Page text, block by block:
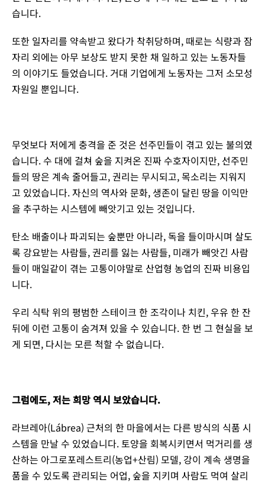
습니다.
또한 일자리를 약속받고 왔다가 착취당하며, 때로는 식량과 잠
자리 외에는 아무 보상도 받지 못한 채 일하고 있는 노동자들
의 이야기도 들었습니다. 거대 기업에게 노동자는 그저 소모성
자원일 뿐입니다.
무엇보다 저에게 충격을 준 것은 선주민들이 겪고 있는 불의였
습니다. 수 대에 걸쳐 숲을 지켜온 진짜 수호자이지만, 선주민
들의 땅은 계속 줄어들고, 권리는 무시되고, 목소리는 지워지
고 있었습니다. 자신의 역사와 문화, 생존이 달린 땅을 이익만
을 추구하는 시스템에 빼앗기고 있는 것입니다.
탄소 배출이나 파괴되는 숲뿐만 아니라, 독을 들이마시며 살도
록 강요받는 사람들, 권리를 잃는 사람들, 미래가 빼앗긴 사람
들이 매일같이 겪는 고통이야말로 산업형 농업의 진짜 비용입
니다.
우리 식탁 위의 평범한 스테이크 한 조각이나 치킨, 우유 한 잔
뒤에 이런 고통이 숨겨져 있을 수 있습니다. 한 번 그 현실을 보
게 되면, 다시는 모른 척할 수 없습니다.
그럼에도, 저는 희망 역시 보았습니다.
라브레아(Lábrea) 근처의 한 마을에서는 다른 방식의 식품 시
스템을 만날 수 있었습니다. 토양을 회복시키면서 먹거리를 생
산하는 아그로포레스트리(농업+산림) 모델, 강이 계속 생명을
품을 수 있도록 관리되는 어업, 숲을 지키며 사람도 먹여 살리